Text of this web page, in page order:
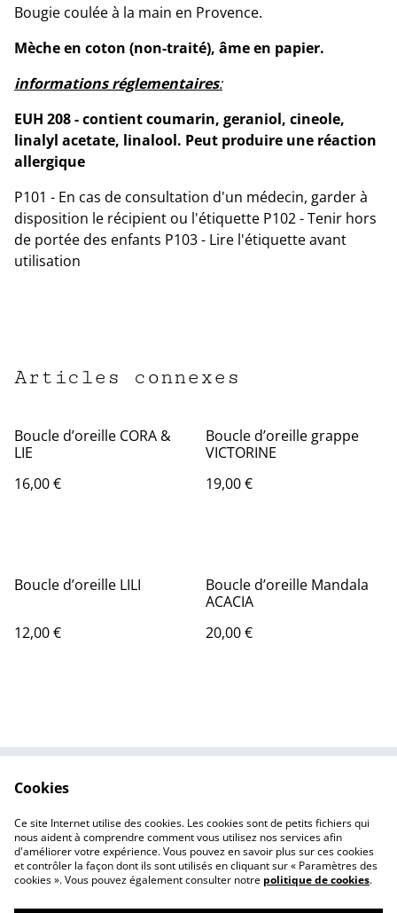
Bougie coulée à la main en Provence.
Mèche en coton (non-traité), âme en papier.
informations réglementaires:
EUH 208 - contient coumarin, geraniol, cineole,
linalyl acetate, linalool. Peut produire une réaction
allergique
P101 - En cas de consultation d'un médecin, garder à
disposition le récipient ou l'étiquette P102 - Tenir hors
de portée des enfants P103 - Lire l'étiquette avant
utilisation
Articles connexes
Boucle d’oreille CORA &
LIE
16,00 €
Boucle d’oreille grappe
VICTORINE
19,00 €
Boucle d’oreille LILI
12,00 €
Boucle d’oreille Mandala
ACACIA
20,00 €
Politique de
confidentialité
Politique de cookies
Cookies
Ce site Internet utilise des cookies. Les cookies sont de petits fichiers qui
nous aident à comprendre comment vous utilisez nos services afin
d'améliorer votre expérience. Vous pouvez en savoir plus sur ces cookies
et contrôler la façon dont ils sont utilisés en cliquant sur « Paramètres des
cookies ». Vous pouvez également consulter notre politique de cookies.